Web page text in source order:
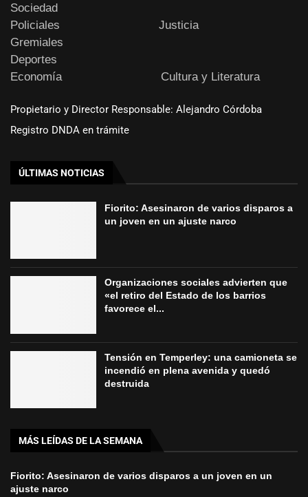
Sociedad
Policiales
Justicia
Gremiales
Deportes
Economía
Cultura y Literatura
Propietario y Director Responsable: Alejandro Córdoba
Registro DNDA en trámite
ÚLTIMAS NOTICIAS
Fiorito: Asesinaron de varios disparos a
un joven en un ajuste narco
Organizaciones sociales advierten que
«el retiro del Estado de los barrios
favorece el...
Tensión en Temperley: una camioneta se
incendió en plena avenida y quedó
destruida
MÁS LEÍDAS DE LA SEMANA
Fiorito: Asesinaron de varios disparos a un joven en un
ajuste narco